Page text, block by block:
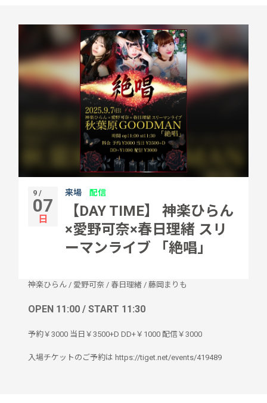
9 /
07
日
来場 配信
【DAY TIME】 神楽ひらん
×愛野可奈×春日理緒 スリ
ーマンライブ 「絶唱」
神楽ひらん / 愛野可奈 / 春日理緒 / 藤岡まりも
OPEN 11:00 / START 11:30
予約￥3000 当日￥3500+D DD+￥1000 配信￥3000
入場チケットのご予約は https://tiget.net/events/419489